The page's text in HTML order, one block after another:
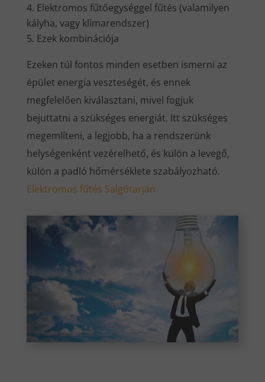
Elektromos fűtőegységgel fűtés (valamilyen
kályha, vagy klímarendszer)
Ezek kombinációja
Ezeken túl fontos minden esetben ismerni az
épület energia veszteségét, és ennek
megfelelően kiválasztani, mivel fogjuk
bejuttatni a szükséges energiát. Itt szükséges
megemlíteni, a legjobb, ha a rendszerünk
helységenként vezérelhető, és külön a levegő,
külön a padló hőmérséklete szabályozható.
Elektromos fűtés Salgótarján